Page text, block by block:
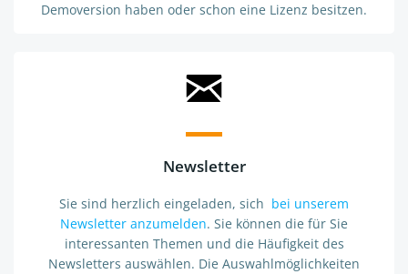
Demoversion haben oder schon eine Lizenz besitzen.
Newsletter
Sie sind herzlich eingeladen, sich bei unserem
Newsletter anzumelden. Sie können die für Sie
interessanten Themen und die Häufigkeit des
Newsletters auswählen. Die Auswahlmöglichkeiten